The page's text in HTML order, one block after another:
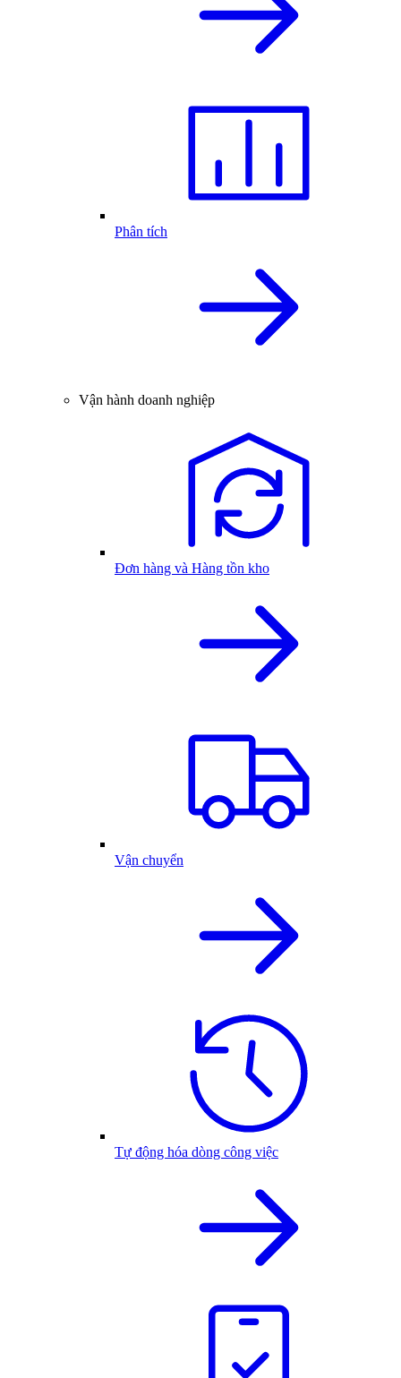
Phân tích
Vận hành doanh nghiệp
Đơn hàng và Hàng tồn kho
Vận chuyển
Tự động hóa dòng công việc